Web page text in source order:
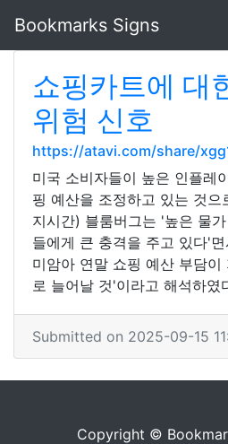
Bookmarks Signs
쇼핑카트에 대
위험 신호
https://atavi.com/share/
미국 소비자들이 높은 인플레
핑 예산을 조정하고 있는 것
지시간) 블룸버그는 '높은 물
들에게 큰 충격을 주고 있다'
미암아 연말 쇼핑 예산 부담
로 늘어날 것'이라고 해석하였
Submitted on 2025-09-15
Copyright ©